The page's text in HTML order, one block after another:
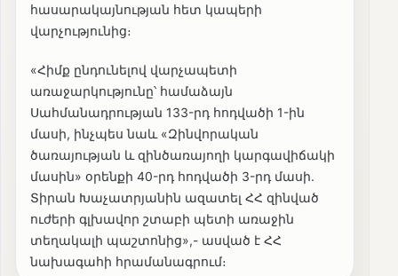
հասարակայնության հետ կապերի
վարչությունից։
«Հիմք ընդունելով վարչապետի
առաջարկությունը՝ համաձայն
Սահմանադրության 133-րդ հոդվածի 1-ին
մասի, ինչպես նաև «Զինվորական
ծառայության և զինծառայողի կարգավիճակի
մասին» օրենքի 40-րդ հոդվածի 3-րդ մասի.
Տիրան Խաչատրյանին ազատել ՀՀ զինված
ուժերի գլխավոր շտաբի պետի առաջին
տեղակալի պաշտոնից»,- ասված է ՀՀ
նախագահի հրամանագրում։